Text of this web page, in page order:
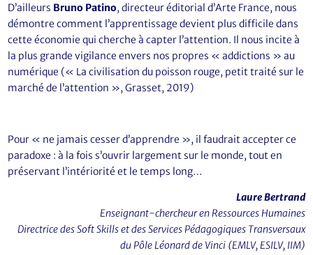
D’ailleurs Bruno Patino, directeur éditorial d’Arte France, nous
démontre comment l’apprentissage devient plus difficile dans
cette économie qui cherche à capter l’attention. Il nous incite à
la plus grande vigilance envers nos propres « addictions » au
numérique (« La civilisation du poisson rouge, petit traité sur le
marché de l’attention », Grasset, 2019)
Pour « ne jamais cesser d’apprendre », il faudrait accepter ce
paradoxe : à la fois s’ouvrir largement sur le monde, tout en
préservant l’intériorité et le temps long…
Laure Bertrand
Enseignant-chercheur en Ressources Humaines
Directrice des Soft Skills et des Services Pédagogiques Transversaux
du Pôle Léonard de Vinci (EMLV, ESILV, IIM)